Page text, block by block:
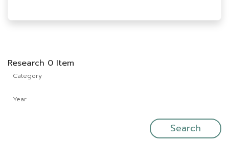
Research 0 Item
Category
Year
Search